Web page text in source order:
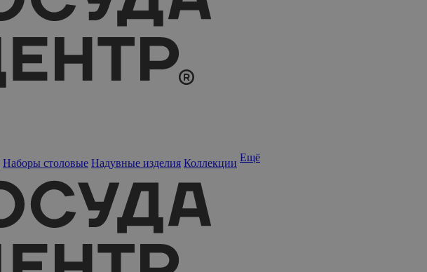
Наборы столовые Надувные изделия Коллекции Ещё